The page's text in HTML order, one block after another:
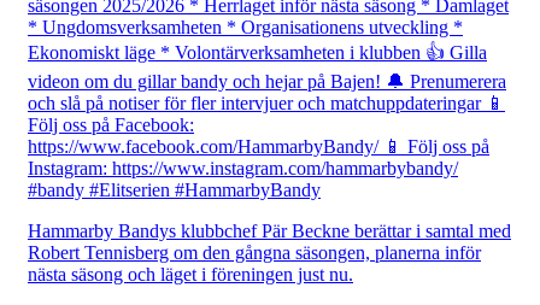
Hammarby Bandys klubbchef Pär Beckne berättar i samtal med
Robert Tennisberg om den gångna säsongen, planerna inför
nästa säsong och läget i föreningen just nu.